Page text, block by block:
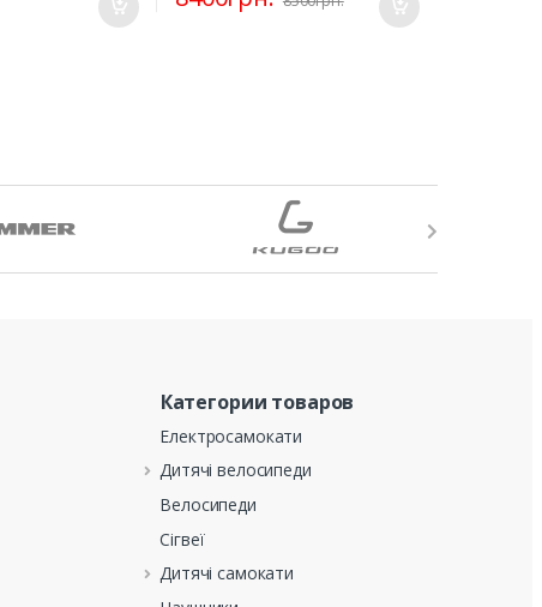
Категории товаров
Електросамокати
Дитячі велосипеди
Велосипеди
Сігвеї
Дитячі самокати